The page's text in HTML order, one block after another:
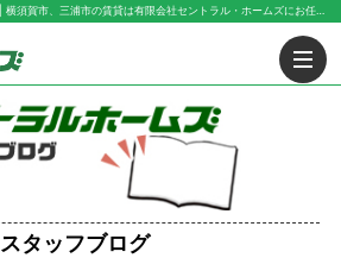
今日の海は三崎港から 9月18日(水) | 横須賀市、三浦市の賃貸は有限会社セントラル・ホームズにお任せ下さい！
スタッフブログ